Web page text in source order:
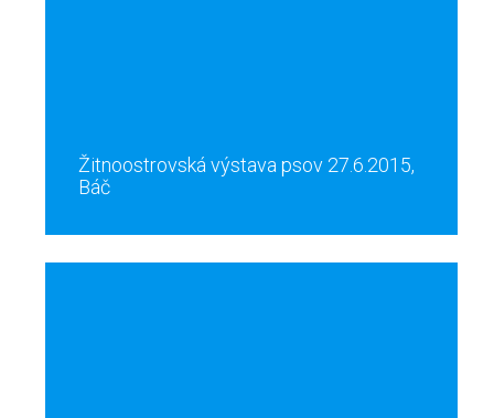
Žitnoostrovská výstava psov 27.6.2015,
Báč